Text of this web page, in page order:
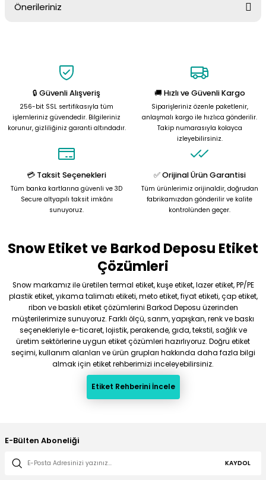
Önerileriniz
Görüş ve önerileriniz için teşekkür ederiz.
Ürün resmi kalitesiz, bozuk veya görüntülenemiyor.
Ürün açıklamasında eksik bilgiler bulunuyor.
Ürün bilgilerinde hatalar bulunuyor.
Ürün fiyatı diğer sitelerden daha pahalı.
Gönder
🔒 Güvenli Alışveriş
256-bit SSL sertifikasıyla tüm
işlemleriniz güvendedir. Bilgileriniz
korunur, gizliliğiniz garanti altındadır.
🚚 Hızlı ve Güvenli Kargo
Siparişleriniz özenle paketlenir,
anlaşmalı kargo ile hızlıca gönderilir.
Takip numarasıyla kolayca
izleyebilirsiniz.
💳 Taksit Seçenekleri
Tüm banka kartlarına güvenli ve 3D
Secure altyapılı taksit imkânı
sunuyoruz.
✅ Orijinal Ürün Garantisi
Tüm ürünlerimiz orijinaldir, doğrudan
fabrikamızdan gönderilir ve kalite
kontrolünden geçer.
Snow Etiket ve Barkod Deposu Etiket
Çözümleri
Snow markamız ile üretilen termal etiket, kuşe etiket, lazer etiket, PP/PE
plastik etiket, yıkama talimatı etiketi, meto etiket, fiyat etiketi, çap etiket,
ribon ve baskılı etiket çözümlerini Barkod Deposu üzerinden
müşterilerimize sunuyoruz. Farklı ölçü, sarım, yapışkan, renk ve baskı
seçenekleriyle e-ticaret, lojistik, perakende, gıda, tekstil, sağlık ve
üretim sektörlerine uygun etiket çözümleri hazırlıyoruz. Doğru etiket
seçimi, kullanım alanları ve ürün grupları hakkında daha fazla bilgi
almak için etiket rehberimizi inceleyebilirsiniz.
Etiket Rehberini İncele
E-Bülten Aboneliği
KAYDOL